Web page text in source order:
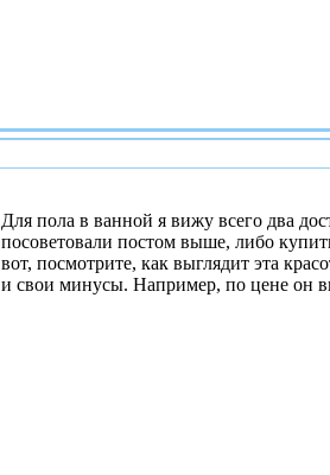
Для пола в ванной я вижу всего два
посоветовали постом выше, либо
вот, посмотрите, как выглядит эта
и свои минусы. Например, по цене он